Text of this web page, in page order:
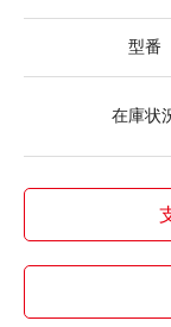
型番
在庫状